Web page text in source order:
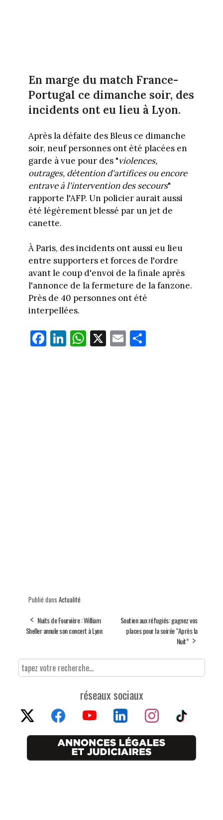
En marge du match France-
Portugal ce dimanche soir, des
incidents ont eu lieu à Lyon.
Après la défaite des Bleus ce dimanche
soir, neuf personnes ont été placées en
garde à vue pour des "violences,
outrages, détention d'artifices ou encore
entrave à l'intervention des secours"
rapporte l'AFP. Un policier aurait aussi
été légèrement blessé par un jet de
canette.
À Paris, des incidents ont aussi eu lieu
entre supporters et forces de l'ordre
avant le coup d'envoi de la finale après
l'annonce de la fermeture de la fanzone.
Près de 40 personnes ont été
interpellées.
Fa
ce
Li
nk
W
ha
X E
m
Pa
rt
Publié dans Actualité
Nuits de Fourvière : William
Sheller annule son concert à Lyon
Soutien aux réfugiés: gagnez vos
places pour la soirée “Après la
Nuit”
réseaux sociaux